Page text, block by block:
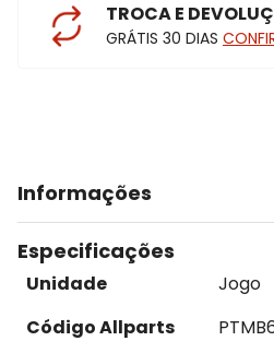
TROCA E
GRÁTIS 30 DIAS
Informações
Especificações
Unidade
Jogo
Código Allparts